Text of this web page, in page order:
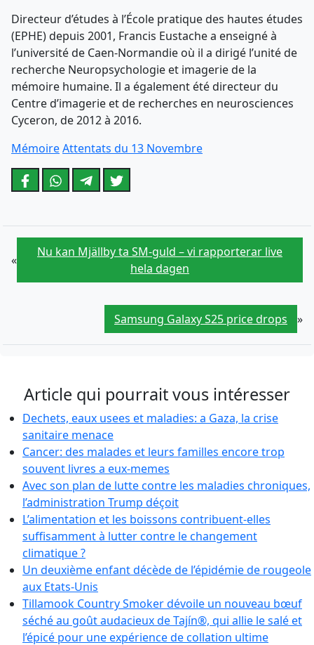
Directeur d’études à l’École pratique des hautes études
(EPHE) depuis 2001, Francis Eustache a enseigné à
l’université de Caen-Normandie où il a dirigé l’unité de
recherche Neuropsychologie et imagerie de la
mémoire humaine. Il a également été directeur du
Centre d’imagerie et de recherches en neurosciences
Cyceron, de 2012 à 2016.
MémoireAttentats du 13 Novembre
«
Nu kan Mjällby ta SM-guld – vi rapporterar live
hela dagen
Samsung Galaxy S25 price drops »
Article qui pourrait vous intéresser
Dechets, eaux usees et maladies: a Gaza, la crise
sanitaire menace
Cancer: des malades et leurs familles encore trop
souvent livres a eux-memes
Avec son plan de lutte contre les maladies chroniques,
l’administration Trump déçoit
L’alimentation et les boissons contribuent-elles
suffisamment à lutter contre le changement
climatique ?
Un deuxième enfant décède de l’épidémie de rougeole
aux Etats-Unis
Tillamook Country Smoker dévoile un nouveau bœuf
séché au goût audacieux de Tajín®, qui allie le salé et
l’épicé pour une expérience de collation ultime